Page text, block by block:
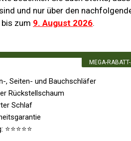
und nur über den
zum 9. August 2026.
MEGA-
, Seiten- und Bauchschläfer
Rückstellschaum
Schlaf